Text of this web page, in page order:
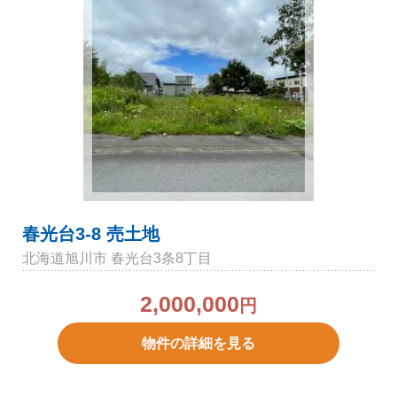
春光台3-8 売土地
北海道旭川市 春光台3条8丁目
2,000,000 円
物件の詳細を見る